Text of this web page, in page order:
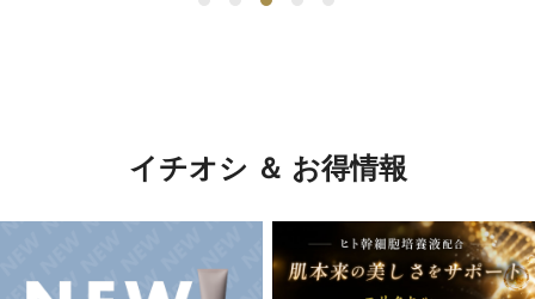
イチオシ ＆ お得情報